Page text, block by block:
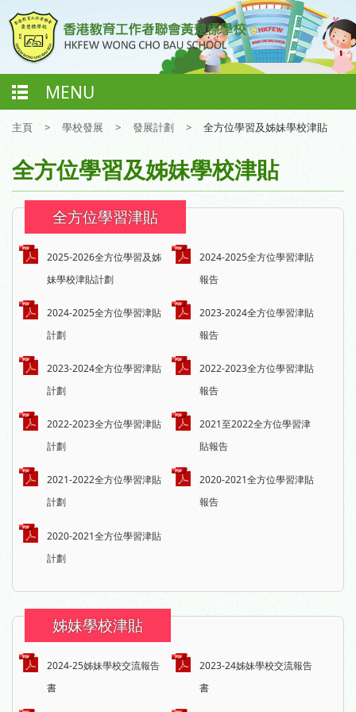
MENU
主頁 > 學校發展 > 發展計劃 > 全方位學習及姊妹學校津貼
全方位學習及姊妹學校津貼
全方位學習津貼
2025-2026全方位學習及姊
妹學校津貼計劃
2024-2025全方位學習津貼
報告
2024-2025全方位學習津貼
計劃
2023-2024全方位學習津貼
報告
2023-2024全方位學習津貼
計劃
2022-2023全方位學習津貼
報告
2022-2023全方位學習津貼
計劃
2021至2022全方位學習津
貼報告
2021-2022全方位學習津貼
計劃
2020-2021全方位學習津貼
報告
2020-2021全方位學習津貼
計劃
姊妹學校津貼
2024-25姊妹學校交流報告
書
2023-24姊妹學校交流報告
書